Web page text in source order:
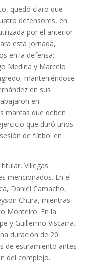
quedó claro que
defensores, en
por el anterior
esta jornada,
en la defensa:
Medina y Marcelo
manteniéndose
en sus
en
marcas que deben
que duró unos
de fútbol en
Villegas
mencionados. En el
Daniel Camacho,
Chura, mientras
Monteiro. En la
y Guillermo Viscarra.
duración de 20
de estiramiento antes
del complejo.